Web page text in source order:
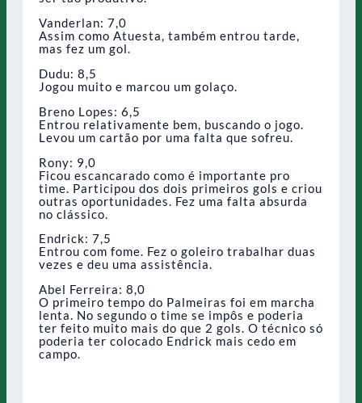
Vanderlan: 7,0
Assim como Atuesta, também entrou tarde,
mas fez um gol.
Dudu: 8,5
Jogou muito e marcou um golaço.
Breno Lopes: 6,5
Entrou relativamente bem, buscando o jogo.
Levou um cartão por uma falta que sofreu.
Rony: 9,0
Ficou escancarado como é importante pro
time. Participou dos dois primeiros gols e criou
outras oportunidades. Fez uma falta absurda
no clássico.
Endrick: 7,5
Entrou com fome. Fez o goleiro trabalhar duas
vezes e deu uma assistência.
Abel Ferreira: 8,0
O primeiro tempo do Palmeiras foi em marcha
lenta. No segundo o time se impôs e poderia
ter feito muito mais do que 2 gols. O técnico só
poderia ter colocado Endrick mais cedo em
campo.